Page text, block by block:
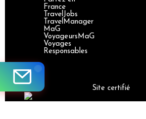
France
TravelJobs
TravelManager
MaG
VoyageursMaG
Voyages
Responsables
Site certifié